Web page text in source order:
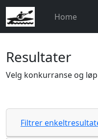
Home
Resultater
Velg konkurranse og
Filtrer